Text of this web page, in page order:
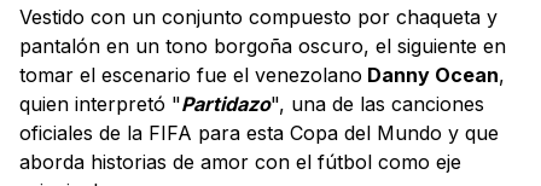
Vestido con un conjunto compuesto por chaqueta y
pantalón en un tono borgoña oscuro, el siguiente en
tomar el escenario fue el venezolano Danny Ocean,
quien interpretó "Partidazo", una de las canciones
oficiales de la FIFA para esta Copa del Mundo y que
aborda historias de amor con el fútbol como eje